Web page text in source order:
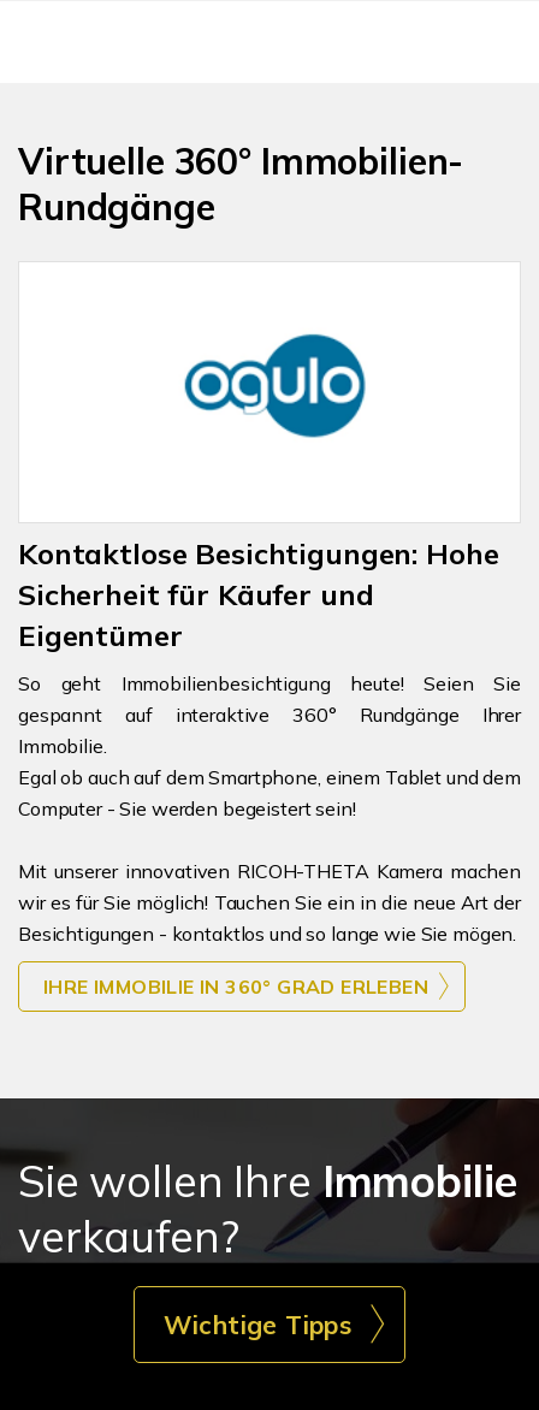
Virtuelle 360° Immobilien-
Rundgänge
Kontaktlose Besichtigungen: Hohe
Sicherheit für Käufer und
Eigentümer
So geht Immobilienbesichtigung heute! Seien Sie
gespannt auf interaktive 360° Rundgänge Ihrer
Immobilie.
Egal ob auch auf dem Smartphone, einem Tablet und dem
Computer - Sie werden begeistert sein!
Mit unserer innovativen RICOH-THETA Kamera machen
wir es für Sie möglich! Tauchen Sie ein in die neue Art der
Besichtigungen - kontaktlos und so lange wie Sie mögen.
IHRE IMMOBILIE IN 360° GRAD ERLEBEN
Sie wollen IhreImmobilie
verkaufen?
Wichtige Tipps